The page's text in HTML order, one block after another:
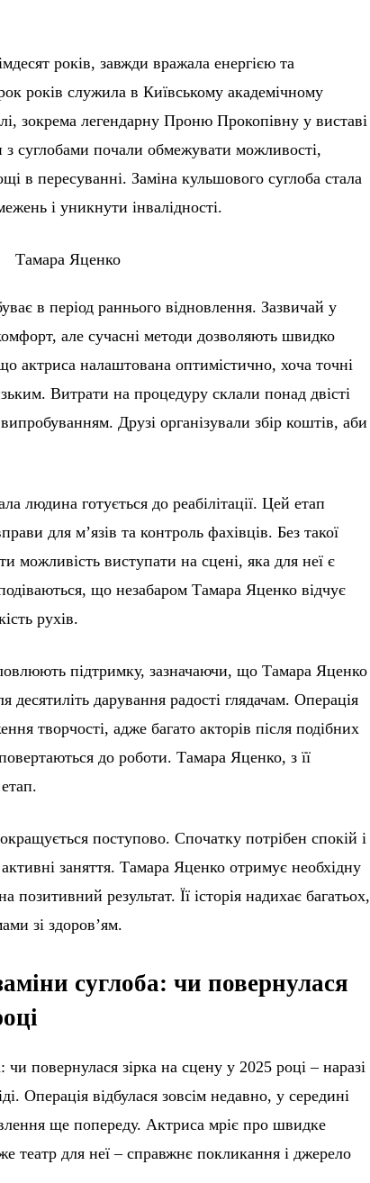
років, завжди вражала енергією та
років служила в Київському академічному
зокрема легендарну Проню Прокопівну у виставі
суглобами почали обмежувати можливості,
в пересуванні. Заміна кульшового суглоба стала
і уникнути інвалідності.
в період раннього відновлення. Зазвичай у
але сучасні методи дозволяють швидко
актриса налаштована оптимістично, хоча точні
Витрати на процедуру склали понад двісті
Друзі організували збір коштів, аби
людина готується до реабілітації. Цей етап
для м’язів та контроль фахівців. Без такої
можливість виступати на сцені, яка для неї є
що незабаром Тамара Яценко відчує
рухів.
підтримку, зазначаючи, що Тамара Яценко
десятиліть дарування радості глядачам. Операція
творчості, адже багато акторів після подібних
до роботи. Тамара Яценко, з її
поступово. Спочатку потрібен спокій і
заняття. Тамара Яценко отримує необхідну
позитивний результат. Її історія надихає багатьох,
зі здоров’ям.
суглоба: чи повернулася
повернулася зірка на сцену у 2025 році – наразі
Операція відбулася зовсім недавно, у середині
ще попереду. Актриса мріє про швидке
театр для неї – справжнє покликання і джерело